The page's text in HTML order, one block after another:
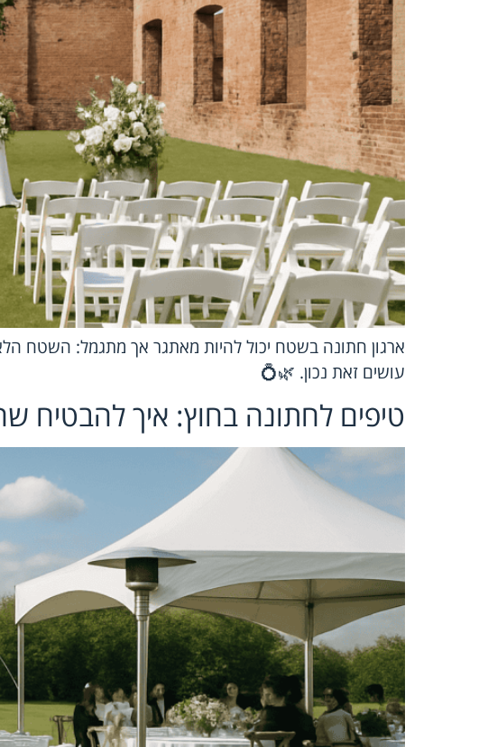
ארגון חתונה בשטח יכול להיות מאתגר אך מתגמל: השטח הלא
עושים זאת נכון. 🌿💍
טיפים לחתונה בחוץ: איך להבטיח